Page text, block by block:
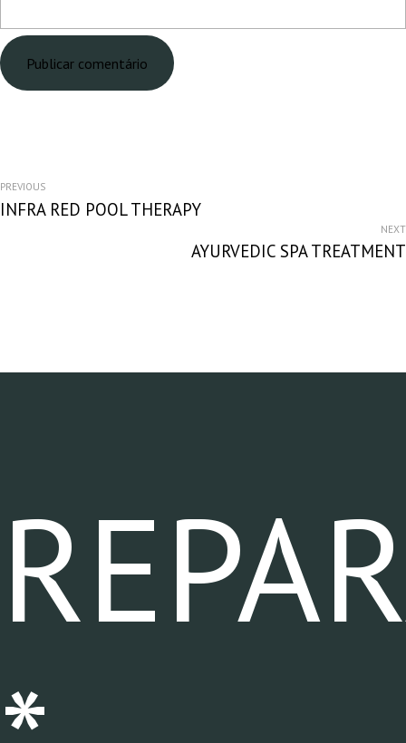
NAVEGAÇÃO
PREVIOUS
INFRA RED POOL THERAPY
NEXT
AYURVEDIC SPA TREATMENT